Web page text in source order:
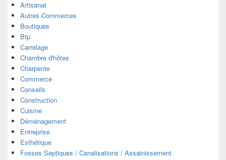
Artisanat
Autres Commerces
Boutiques
Btp
Carrelage
Chambre d'hôtes
Charpente
Commerce
Conseils
Construction
Cuisine
Déménagement
Entreprise
Esthétique
Fosses Septiques / Canalisations / Assainissement